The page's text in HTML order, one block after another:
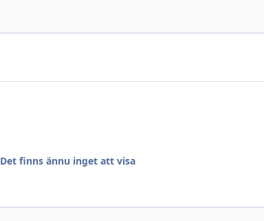
Det finns ännu inget att visa